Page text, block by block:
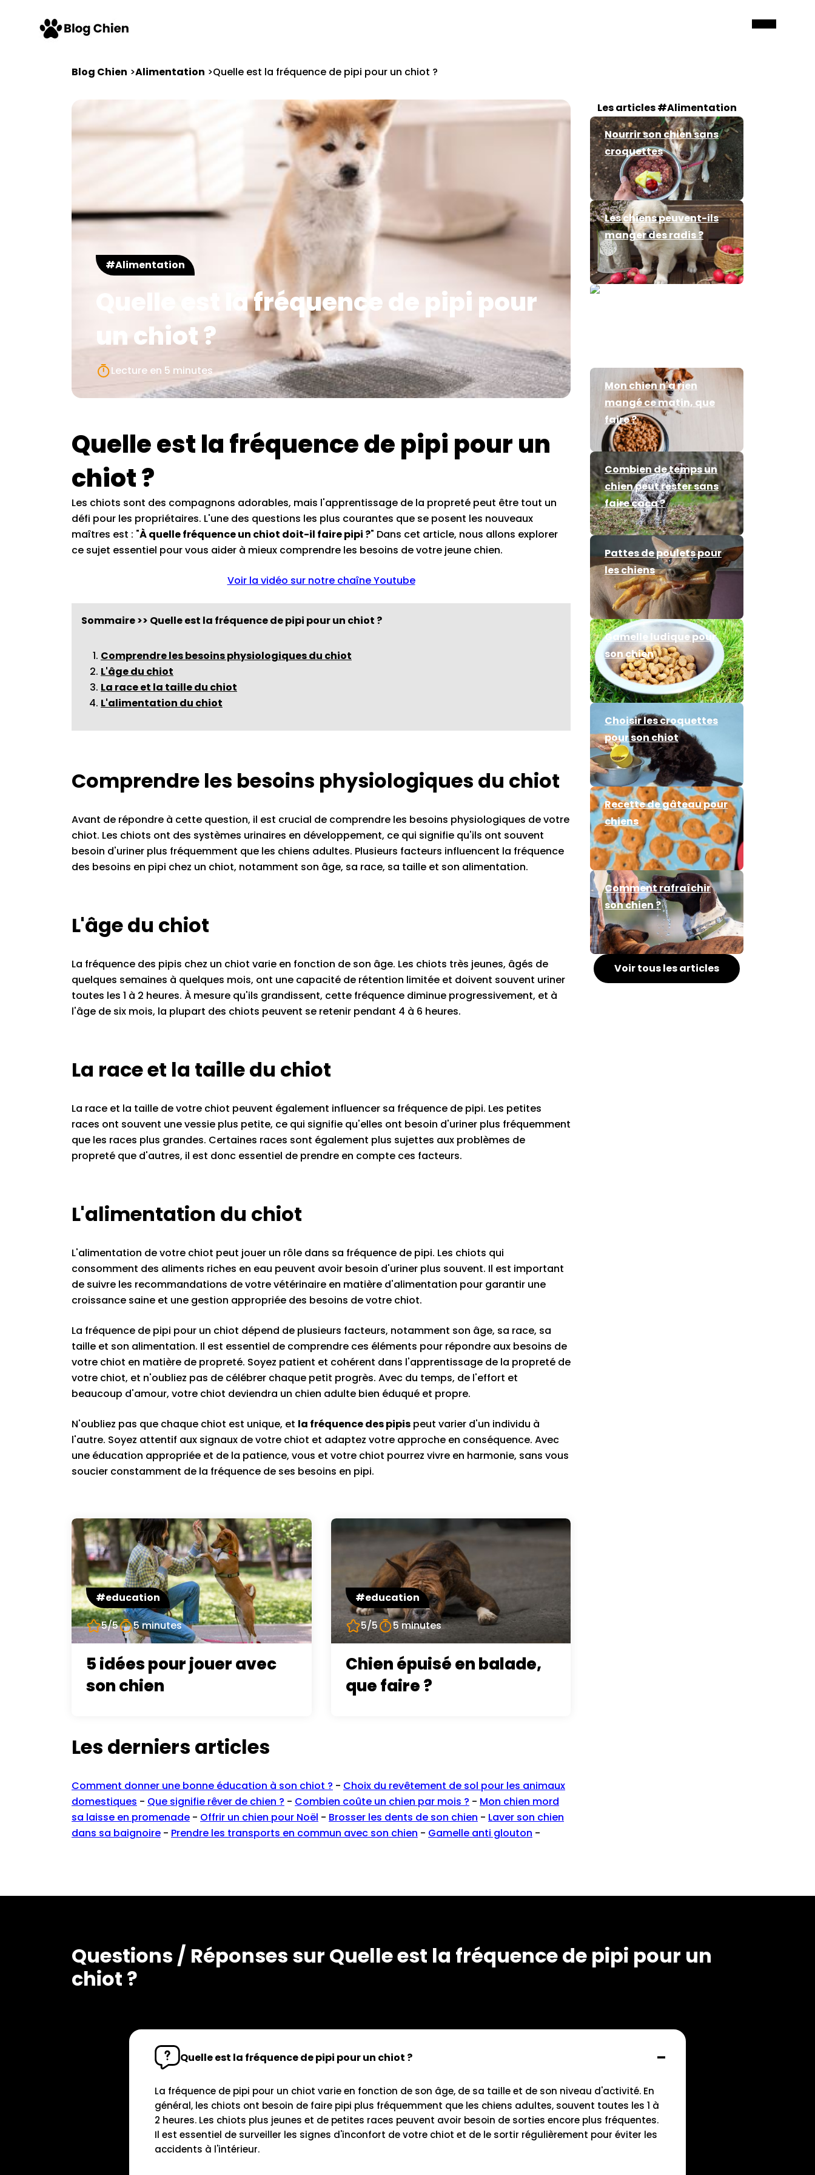
Blog Chien Alimentation Quelle est la fréquence de pipi pour un chiot ?
#Alimentation
Quelle est la fréquence de pipi pour
un chiot ?
Lecture en 5 minutes
Quelle est la fréquence de pipi pour un
chiot ?
Les chiots sont des compagnons adorables, mais l'apprentissage de la propreté peut être tout un
défi pour les propriétaires. L'une des questions les plus courantes que se posent les nouveaux
maîtres est : "À quelle fréquence un chiot doit-il faire pipi ?" Dans cet article, nous allons explorer
ce sujet essentiel pour vous aider à mieux comprendre les besoins de votre jeune chien.
Voir la vidéo sur notre chaîne Youtube
Sommaire >> Quelle est la fréquence de pipi pour un chiot ?
Comprendre les besoins physiologiques du chiot
L'âge du chiot
La race et la taille du chiot
L'alimentation du chiot
Comprendre les besoins physiologiques du chiot
Avant de répondre à cette question, il est crucial de comprendre les besoins physiologiques de votre
chiot. Les chiots ont des systèmes urinaires en développement, ce qui signifie qu'ils ont souvent
besoin d'uriner plus fréquemment que les chiens adultes. Plusieurs facteurs influencent la fréquence
des besoins en pipi chez un chiot, notamment son âge, sa race, sa taille et son alimentation.
L'âge du chiot
La fréquence des pipis chez un chiot varie en fonction de son âge. Les chiots très jeunes, âgés de
quelques semaines à quelques mois, ont une capacité de rétention limitée et doivent souvent uriner
toutes les 1 à 2 heures. À mesure qu'ils grandissent, cette fréquence diminue progressivement, et à
l'âge de six mois, la plupart des chiots peuvent se retenir pendant 4 à 6 heures.
La race et la taille du chiot
La race et la taille de votre chiot peuvent également influencer sa fréquence de pipi. Les petites
races ont souvent une vessie plus petite, ce qui signifie qu'elles ont besoin d'uriner plus fréquemment
que les races plus grandes. Certaines races sont également plus sujettes aux problèmes de
propreté que d'autres, il est donc essentiel de prendre en compte ces facteurs.
L'alimentation du chiot
L'alimentation de votre chiot peut jouer un rôle dans sa fréquence de pipi. Les chiots qui
consomment des aliments riches en eau peuvent avoir besoin d'uriner plus souvent. Il est important
de suivre les recommandations de votre vétérinaire en matière d'alimentation pour garantir une
croissance saine et une gestion appropriée des besoins de votre chiot.
La fréquence de pipi pour un chiot dépend de plusieurs facteurs, notamment son âge, sa race, sa
taille et son alimentation. Il est essentiel de comprendre ces éléments pour répondre aux besoins de
votre chiot en matière de propreté. Soyez patient et cohérent dans l'apprentissage de la propreté de
votre chiot, et n'oubliez pas de célébrer chaque petit progrès. Avec du temps, de l'effort et
beaucoup d'amour, votre chiot deviendra un chien adulte bien éduqué et propre.
N'oubliez pas que chaque chiot est unique, et la fréquence des pipis peut varier d'un individu à
l'autre. Soyez attentif aux signaux de votre chiot et adaptez votre approche en conséquence. Avec
une éducation appropriée et de la patience, vous et votre chiot pourrez vivre en harmonie, sans vous
soucier constamment de la fréquence de ses besoins en pipi.
#education
5/5
5 minutes
5 idées pour jouer avec
son chien
#education
5/5
5 minutes
Chien épuisé en balade,
que faire ?
Les derniers articles
Comment donner une bonne éducation à son chiot ? - Choix du revêtement de sol pour les animaux
domestiques - Que signifie rêver de chien ? - Combien coûte un chien par mois ? - Mon chien mord
sa laisse en promenade - Offrir un chien pour Noël - Brosser les dents de son chien - Laver son chien
dans sa baignoire - Prendre les transports en commun avec son chien - Gamelle anti glouton -
Les articles #Alimentation
Nourrir son chien sans
croquettes
Les chiens peuvent-ils
manger des radis ?
Mon chien n'a rien
mangé ce matin, que
faire ?
Combien de temps un
chien peut rester sans
faire caca ?
Pattes de poulets pour
les chiens
Gamelle ludique pour
son chien
Choisir les croquettes
pour son chiot
Recette de gâteau pour
chiens
Comment rafraîchir
son chien ?
Voir tous les articles
Questions / Réponses sur Quelle est la fréquence de pipi pour un
chiot ?
Quelle est la fréquence de pipi pour un chiot ?
La fréquence de pipi pour un chiot varie en fonction de son âge, de sa taille et de son niveau d'activité. En
général, les chiots ont besoin de faire pipi plus fréquemment que les chiens adultes, souvent toutes les 1 à
2 heures. Les chiots plus jeunes et de petites races peuvent avoir besoin de sorties encore plus fréquentes.
Il est essentiel de surveiller les signes d'inconfort de votre chiot et de le sortir régulièrement pour éviter les
accidents à l'intérieur.